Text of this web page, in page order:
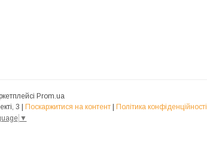
Prom.ua
Liebherr фірмовий магазин в Києві на Повітрофлотському проспекті, 3 | Поскаржитися на контент | Політика конфіденційності
▼